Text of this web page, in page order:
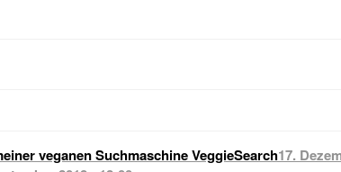
veganen Suchmaschine VeggieSearch17.